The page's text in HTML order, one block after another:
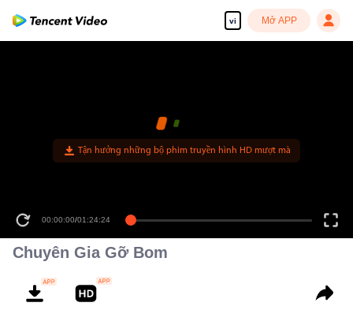
vi Mở APP
00:00:00/01:24:24
Chuyên Gia Gỡ Bom